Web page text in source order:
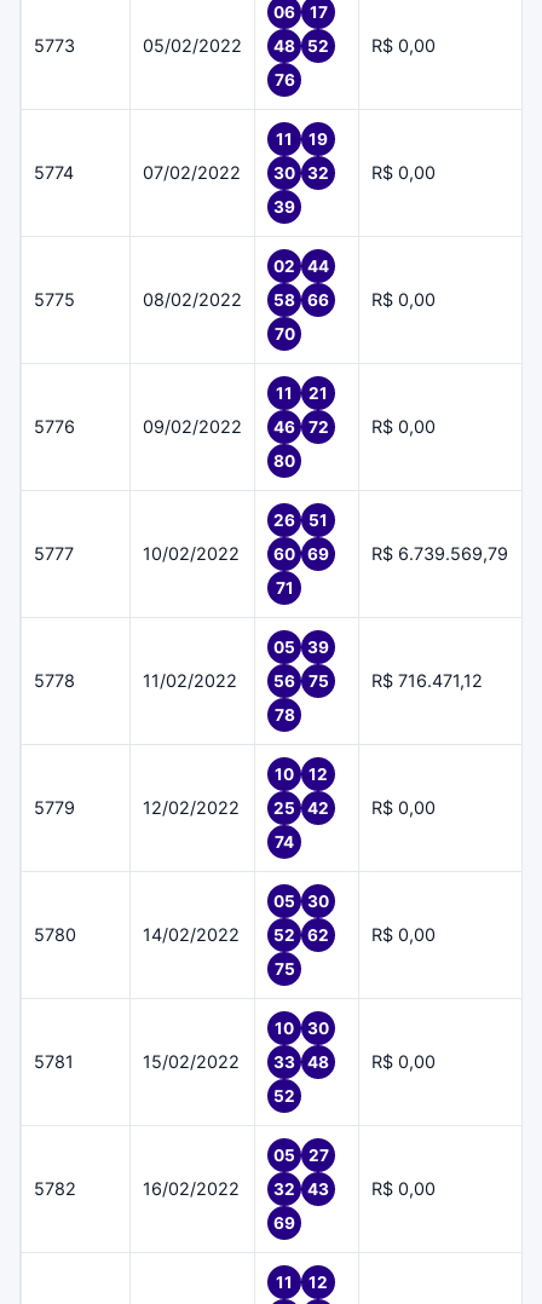
5773 05/02/2022
06
17
48
52
76
R$ 0,00
5774 07/02/2022
11
19
30
32
39
R$ 0,00
5775 08/02/2022
02
44
58
66
70
R$ 0,00
5776 09/02/2022
11
21
46
72
80
R$ 0,00
5777 10/02/2022
26
51
60
69
71
R$ 6.739.569,79
5778 11/02/2022
05
39
56
75
78
R$ 716.471,12
5779 12/02/2022
10
12
25
42
74
R$ 0,00
5780 14/02/2022
05
30
52
62
75
R$ 0,00
5781 15/02/2022
10
30
33
48
52
R$ 0,00
5782 16/02/2022
05
27
32
43
69
R$ 0,00
11
12